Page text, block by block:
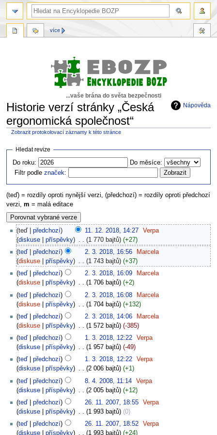
...vaše brána do světa bezpečnosti
Nápověda
Historie verzí stránky „Česká
ergonomická společnost“
Zobrazit protokolovací záznamy k této stránce
Skočit
navigaci
Skočit
vyhledávání
Hledat revize
Do roku:
Do měsíce:
Filtr podleznaček:
(teď) = rozdíly oproti nynější verzi, (předchozí) = rozdíly oproti předchozí
verzi, m = malá editace
teď předchozí 11. 12. 2018, 14:27
Verpa
diskuse
příspěvky 1 770 bajtů
+27
teď
předchozí 2. 3. 2018, 16:56
Marcela
diskuse
příspěvky 1 743 bajtů
+37
teď
předchozí 2. 3. 2018, 16:09
Marcela
diskuse
příspěvky 1 706 bajtů
+2
teď
předchozí 2. 3. 2018, 16:08
Marcela
diskuse
příspěvky 1 704 bajtů
+132
teď
předchozí 2. 3. 2018, 14:06
Marcela
diskuse
příspěvky 1 572 bajtů
-385
teď
předchozí 1. 3. 2018, 12:22
Verpa
diskuse
příspěvky 1 957 bajtů
-49
teď
předchozí 1. 3. 2018, 12:22
Verpa
diskuse
příspěvky 2 006 bajtů
+1
teď
předchozí 8. 4. 2008, 11:14
Verpa
diskuse
příspěvky 2 005 bajtů
+12
teď
předchozí 26. 11. 2007, 18:55
Verpa
diskuse
příspěvky 1 993 bajtů
0
teď
předchozí 26. 11. 2007, 18:52
Verpa
diskuse
příspěvky 1 993 bajtů +24
více